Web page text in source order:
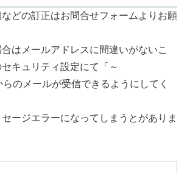
どの訂正はお問合せフォームよりお願
はメールアドレスに間違いがないこ
キュリティ設定にて「～
のメールが受信できるようにしてく
ージエラーになってしまうとがありま